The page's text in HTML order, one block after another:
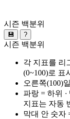
시즌 백분위
💾 ?
시즌 백분위
각 지표를 리
(0~100)로 표시
오른쪽(100)
파랑 = 하위
지표는 자동
막대 안 숫자